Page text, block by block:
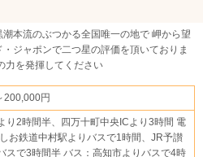
本流のぶつかる全国唯一の地で 岬から望
ジャポンで二つ星の評価を頂いておりま
力を発揮してください
200,000円
り2時間半、四万十町中央ICより3時間 電
お鉄道中村駅よりバスで1時間、JR予讃
スで3時間半 バス：高知市よりバスで4時